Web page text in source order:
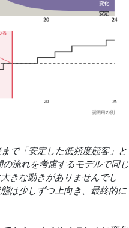
で「安定した低頻度顧客」と
流れを考慮するモデルで同じ
きな動きがありませんでし
は少しずつ上向き、最終的に